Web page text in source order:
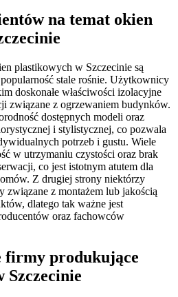
na temat okien
plastikowych w Szczecinie są
stale rośnie. Użytkownicy
doskonałe właściwości izolacyjne
związane z ogrzewaniem budynków.
dostępnych modeli oraz
i stylistycznej, co pozwala
potrzeb i gustu. Wiele
w utrzymaniu czystości oraz brak
co jest istotnym atutem dla
Z drugiej strony niektórzy
związane z montażem lub jakością
dlatego tak ważne jest
oraz fachowców
firmy produkujące
Szczecinie